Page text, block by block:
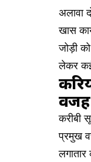
अलावा
खास
जोड़ी
लेकर
वजह
करीबी
प्रमुख